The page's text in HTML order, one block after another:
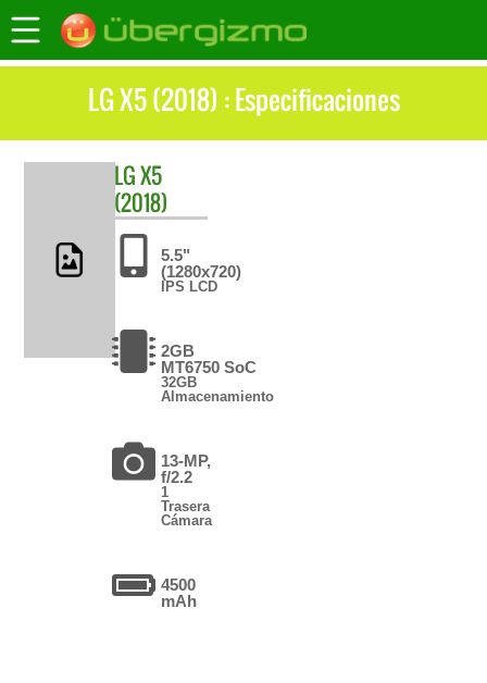
LG X5 (2018) : Especificaciones
LGX5
(2018)
5.5"
(1280x720)
IPS LCD
2GB
MT6750 SoC
32GB
Almacenamiento
13-MP,
f/2.2
1
Trasera
Cámara
4500
mAh